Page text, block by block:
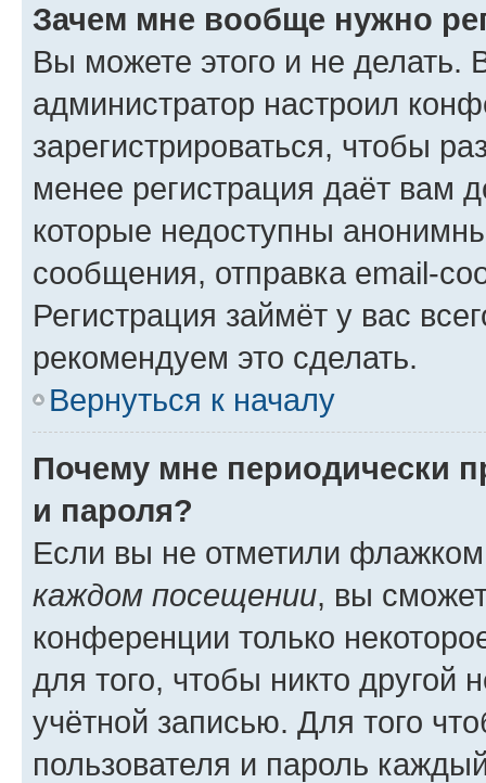
Зачем мне вообще нужно
Вы можете этого и не делать.
администратор настроил
зарегистрироваться, чтобы
менее регистрация даёт вам
которые недоступны
сообщения, отправка email-
Регистрация займёт у вас
рекомендуем это сделать.
Вернуться к началу
Почему мне периодически
и пароля?
Если вы не отметили
каждом посещении, вы
конференции только
для того, чтобы никто другой
учётной записью. Для того
пользователя и пароль